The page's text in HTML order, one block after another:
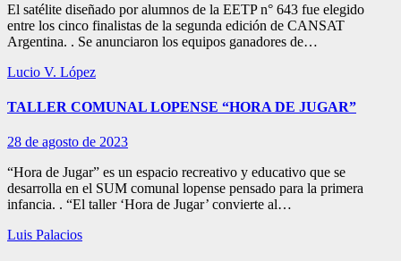
El satélite diseñado por alumnos de la EETP n° 643 fue elegido
entre los cinco finalistas de la segunda edición de CANSAT
Argentina. . Se anunciaron los equipos ganadores de…
Lucio V. López
TALLER COMUNAL LOPENSE “HORA DE JUGAR”
28 de agosto de 2023
“Hora de Jugar” es un espacio recreativo y educativo que se
desarrolla en el SUM comunal lopense pensado para la primera
infancia. . “El taller ‘Hora de Jugar’ convierte al…
Luis Palacios